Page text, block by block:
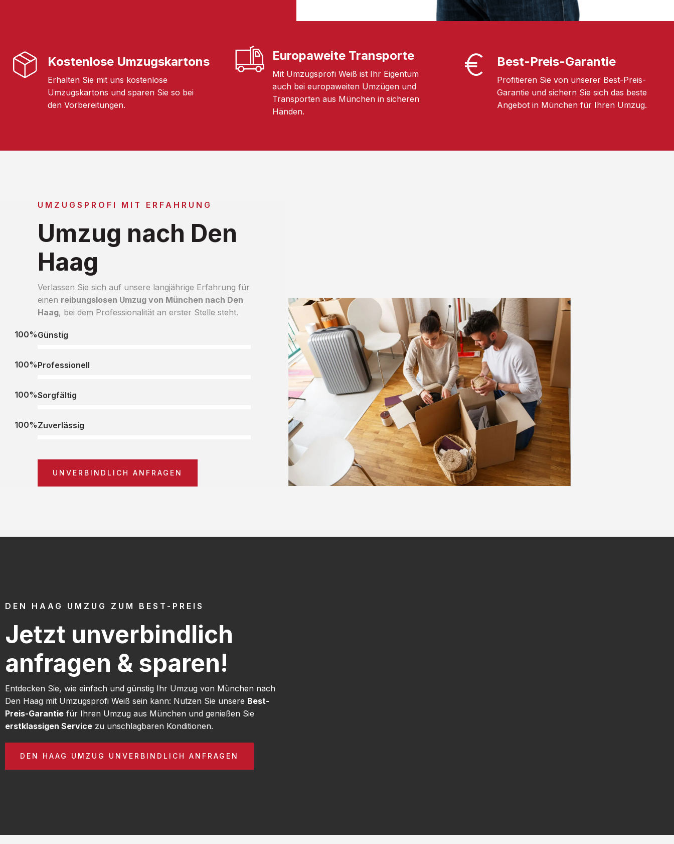
Kostenlose Umzugskartons
Erhalten Sie mit uns kostenlose
Umzugskartons und sparen Sie so bei
den Vorbereitungen.
Europaweite Transporte
Mit Umzugsprofi Weiß ist Ihr Eigentum
auch bei europaweiten Umzügen und
Transporten aus München in sicheren
Händen.
Best-Preis-Garantie
Profitieren Sie von unserer Best-Preis-
Garantie und sichern Sie sich das beste
Angebot in München für Ihren Umzug.
UMZUGSPROFI MIT ERFAHRUNG
Umzug nach Den
Haag
Verlassen Sie sich auf unsere langjährige Erfahrung für
einen reibungslosen Umzug von München nach Den
Haag, bei dem Professionalität an erster Stelle steht.
Günstig
100%
Professionell
100%
Sorgfältig
100%
Zuverlässig
100%
UNVERBINDLICH ANFRAGEN
DEN HAAG UMZUG ZUM BEST-PREIS
Jetzt unverbindlich
anfragen & sparen!
Entdecken Sie, wie einfach und günstig Ihr Umzug von München nach
Den Haag mit Umzugsprofi Weiß sein kann: Nutzen Sie unsere Best-
Preis-Garantie für Ihren Umzug aus München und genießen Sie
erstklassigen Service zu unschlagbaren Konditionen.
DEN HAAG UMZUG UNVERBINDLICH ANFRAGEN